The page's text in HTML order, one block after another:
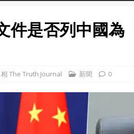
件是否列中國為
The Truth Journal 新聞 0